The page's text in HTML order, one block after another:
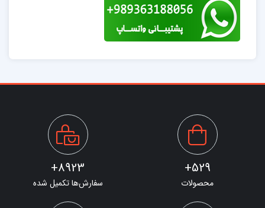
529+
محصولات
8923+
سفارش‌ها تکمیل شده